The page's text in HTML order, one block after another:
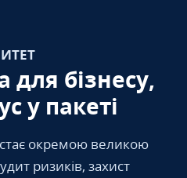
для бізнесу,
у пакеті
окремою великою
ризиків, захист